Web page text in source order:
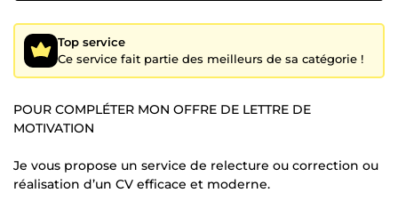
Top service
Ce service fait partie des meilleurs de sa catégorie !
POUR COMPLÉTER MON OFFRE DE LETTRE DE
MOTIVATION
Je vous propose un service de relecture ou correction ou
réalisation d’un CV efficace et moderne.